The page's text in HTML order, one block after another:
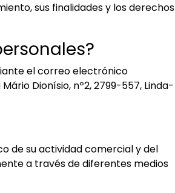
sus finalidades y los derechos
el correo electrónico
Dionísio, nº2, 2799-557, Linda-
de su actividad comercial y del
a través de diferentes medios